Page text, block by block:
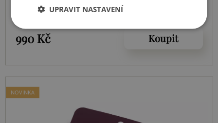
990 Kč
Koupit
NOVINKA
UPRAVIT NASTAVENÍ